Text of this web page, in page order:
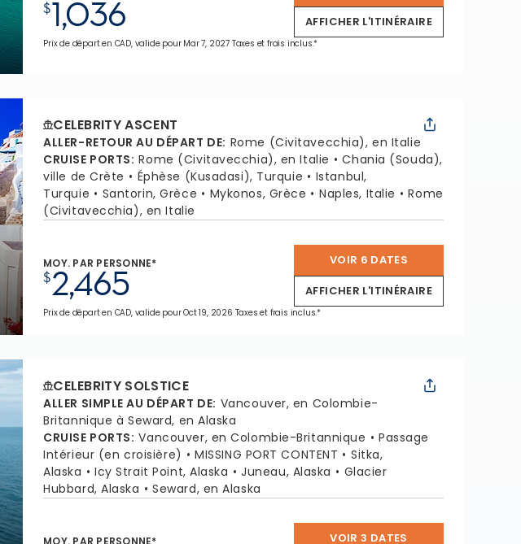
$1,036
AFFICHER L'ITINÉRAIRE
Prix de départ en CAD, valide pour Mar 7, 2027 Taxes et frais inclus.*
CELEBRITY ASCENT
ALLER-RETOUR AU DÉPART DE: Rome (Civitavecchia), en Italie
CRUISE PORTS: Rome (Civitavecchia), en Italie
Chania (Souda),
ville de Crète
Éphèse (Kusadasi), Turquie
Istanbul,
Turquie
Santorin, Grèce Mykonos, Grèce Naples, Italie
Rome
(Civitavecchia), en Italie
MOY. PAR PERSONNE*
$2,465
VOIR 6 DATES
AFFICHER L'ITINÉRAIRE
Prix de départ en CAD, valide pour Oct 19, 2026 Taxes et frais inclus.*
CELEBRITY SOLSTICE
ALLER SIMPLE AU DÉPART DE: Vancouver, en Colombie-
Britannique à Seward, en Alaska
CRUISE PORTS: Vancouver, en Colombie-Britannique
Passage
Intérieur (en croisière)
MISSING PORT CONTENT
Sitka,
Alaska
Icy Strait Point, Alaska Juneau, Alaska
Glacier
Hubbard, Alaska
Seward, en Alaska
MOY. PAR PERSONNE*
VOIR 3 DATES